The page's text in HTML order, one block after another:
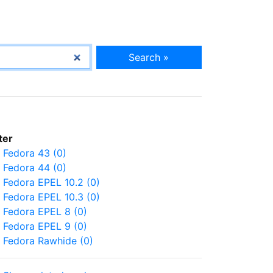
Search »
Fedora 43 (0)
Fedora 44 (0)
Fedora EPEL 10.2 (0)
Fedora EPEL 10.3 (0)
Fedora EPEL 8 (0)
Fedora EPEL 9 (0)
Fedora Rawhide (0)